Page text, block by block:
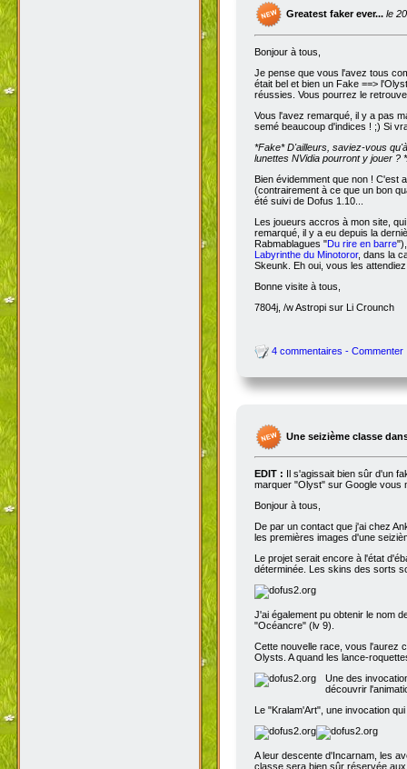
Greatest faker ever... le
Bonjour à tous,
Je pense que vous l'avez tous
était bel et bien un Fake ==>
réussies. Vous pourrez le
Vous l'avez remarqué, il y a pas
semé beaucoup d'indices ! ;) Si
*Fake*D'ailleurs, saviez-vous
lunettes NVidia pourront y jouer ?
Bien évidemment que non ! C'est
(contrairement à ce que un bon
été suivi de Dofus 1.10...
Les joueurs accros à mon site,
remarqué, il y a eu depuis la
Rabmablagues "Du rire en barre
Labyrinthe du Minotoror, dans la
Skeunk. Eh oui, vous les
Bonne visite à tous,
7804j, /w Astropi sur Li Crounch
4 commentaires - Commenter
Une seizième classe
EDIT : Il s'agissait bien sûr d'un
marquer "Olyst" sur Google vous
Bonjour à tous,
De par un contact que j'ai chez
les premières images d'une
Le projet serait encore à l'état
déterminée. Les skins des sorts
J'ai également pu obtenir le nom
"Océancre" (lv 9).
Cette nouvelle race, vous l'aurez
Olysts. A quand les lance-
Une des
découvrir
Le "Kralam'Art", une invocation
A leur descente d'Incarnam, les
classe sera bien sûr réservée